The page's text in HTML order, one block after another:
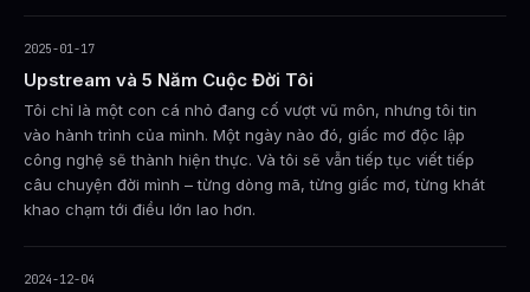
2025-01-17
Upstream và 5 Năm Cuộc Đời Tôi
Tôi chỉ là một con cá nhỏ đang cố vượt vũ môn, nhưng tôi tin
vào hành trình của mình. Một ngày nào đó, giấc mơ độc lập
công nghệ sẽ thành hiện thực. Và tôi sẽ vẫn tiếp tục viết tiếp
câu chuyện đời mình – từng dòng mã, từng giấc mơ, từng khát
khao chạm tới điều lớn lao hơn.
2024-12-04